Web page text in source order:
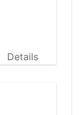
Details